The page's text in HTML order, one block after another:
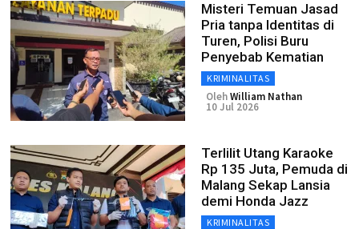
Misteri Temuan Jasad
Pria tanpa Identitas di
Turen, Polisi Buru
Penyebab Kematian
KRIMINALITAS
OlehWilliam Nathan
10 Jul 2026
Terlilit Utang Karaoke
Rp 135 Juta, Pemuda di
Malang Sekap Lansia
demi Honda Jazz
KRIMINALITAS